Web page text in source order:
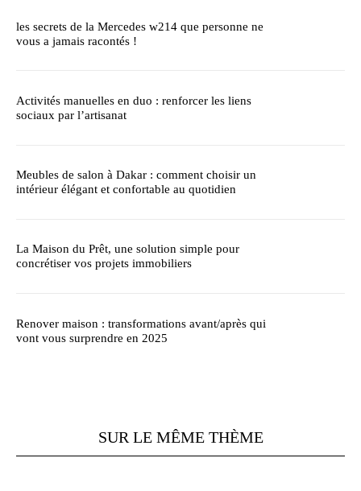
les secrets de la Mercedes w214 que personne ne
vous a jamais racontés !
Activités manuelles en duo : renforcer les liens
sociaux par l’artisanat
Meubles de salon à Dakar : comment choisir un
intérieur élégant et confortable au quotidien
La Maison du Prêt, une solution simple pour
concrétiser vos projets immobiliers
Renover maison : transformations avant/après qui
vont vous surprendre en 2025
SUR LE MÊME THÈME